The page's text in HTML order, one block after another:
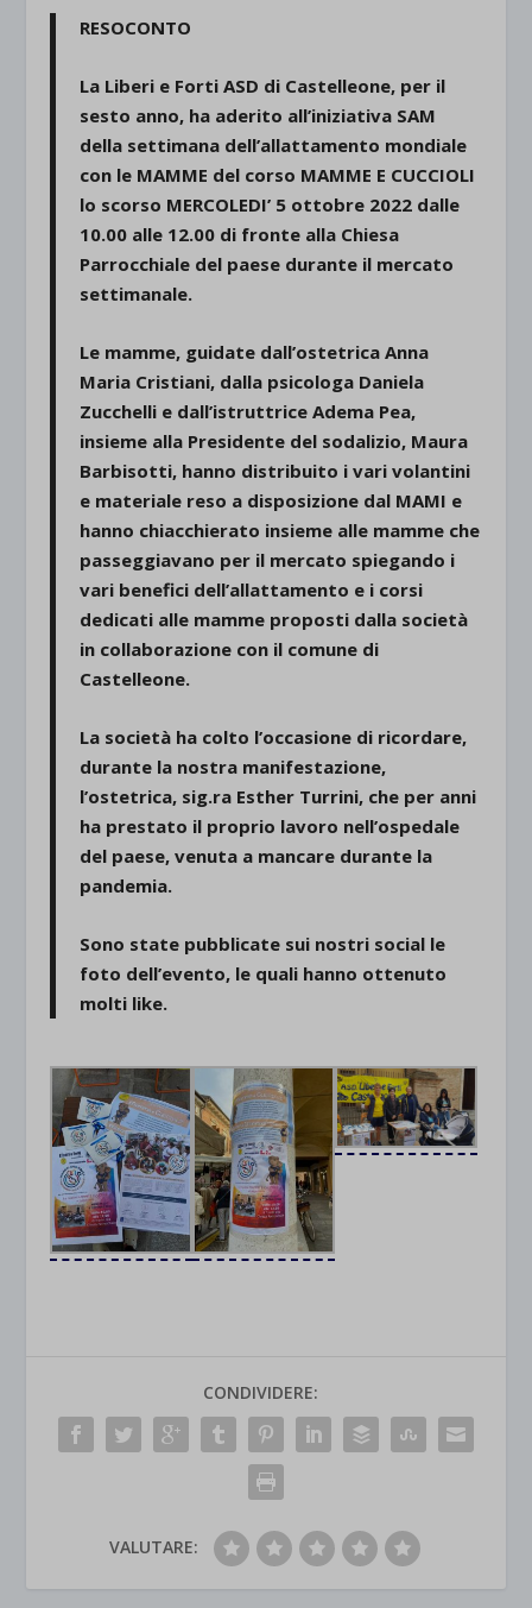
RESOCONTO
La Liberi e Forti ASD di Castelleone, per il
sesto anno, ha aderito all’iniziativa SAM
della settimana dell’allattamento mondiale
con le MAMME del corso MAMME E CUCCIOLI
lo scorso MERCOLEDI’ 5 ottobre 2022 dalle
10.00 alle 12.00 di fronte alla Chiesa
Parrocchiale del paese durante il mercato
settimanale.
Le mamme, guidate dall’ostetrica Anna
Maria Cristiani, dalla psicologa Daniela
Zucchelli e dall’istruttrice Adema Pea,
insieme alla Presidente del sodalizio, Maura
Barbisotti, hanno distribuito i vari volantini
e materiale reso a disposizione dal MAMI e
hanno chiacchierato insieme alle mamme che
passeggiavano per il mercato spiegando i
vari benefici dell’allattamento e i corsi
dedicati alle mamme proposti dalla società
in collaborazione con il comune di
Castelleone.
La società ha colto l’occasione di ricordare,
durante la nostra manifestazione,
l’ostetrica, sig.ra Esther Turrini, che per anni
ha prestato il proprio lavoro nell’ospedale
del paese, venuta a mancare durante la
pandemia.
Sono state pubblicate sui nostri social le
foto dell’evento, le quali hanno ottenuto
molti like.
CONDIVIDERE:
VALUTARE: